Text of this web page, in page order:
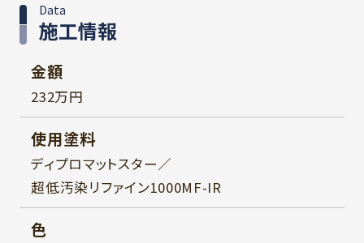
施工情報
Data
金額
232万円
使用塗料
ディプロマットスター／
超低汚染リファイン1000MF-IR
色